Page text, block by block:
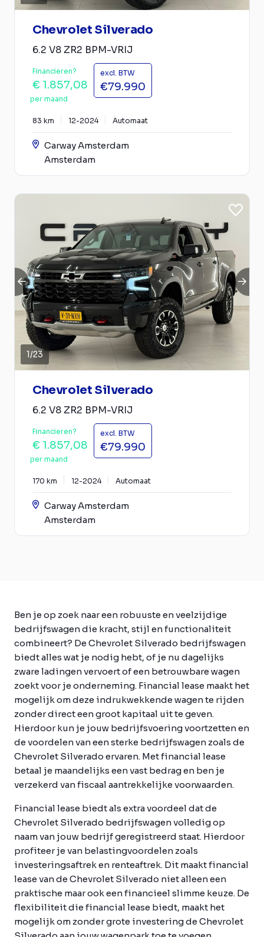
Chevrolet Silverado
6.2 V8 ZR2 BPM-VRIJ
Financieren?
€ 1.857,08
per maand
excl. BTW
€79.990
83 km 12-2024 Automaat
Carway Amsterdam
Amsterdam
1/23
Chevrolet Silverado
6.2 V8 ZR2 BPM-VRIJ
Financieren?
€ 1.857,08
per maand
excl. BTW
€79.990
170 km 12-2024 Automaat
Carway Amsterdam
Amsterdam
Ben je op zoek naar een robuuste en veelzijdige
bedrijfswagen die kracht, stijl en functionaliteit
combineert? De Chevrolet Silverado bedrijfswagen
biedt alles wat je nodig hebt, of je nu dagelijks
zware ladingen vervoert of een betrouwbare wagen
zoekt voor je onderneming. Financial lease maakt het
mogelijk om deze indrukwekkende wagen te rijden
zonder direct een groot kapitaal uit te geven.
Hierdoor kun je jouw bedrijfsvoering voortzetten en
de voordelen van een sterke bedrijfswagen zoals de
Chevrolet Silverado ervaren. Met financial lease
betaal je maandelijks een vast bedrag en ben je
verzekerd van fiscaal aantrekkelijke voorwaarden.
Financial lease biedt als extra voordeel dat de
Chevrolet Silverado bedrijfswagen volledig op
naam van jouw bedrijf geregistreerd staat. Hierdoor
profiteer je van belastingvoordelen zoals
investeringsaftrek en renteaftrek. Dit maakt financial
lease van de Chevrolet Silverado niet alleen een
praktische maar ook een financieel slimme keuze. De
flexibiliteit die financial lease biedt, maakt het
mogelijk om zonder grote investering de Chevrolet